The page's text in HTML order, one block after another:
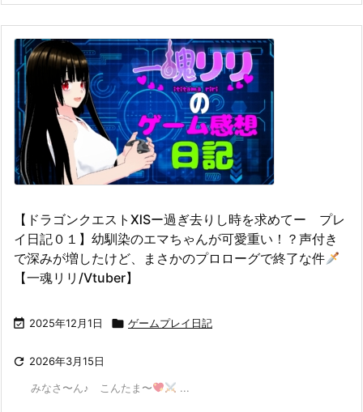
【ドラゴンクエストⅪSー過ぎ去りし時を求めてー プレ
イ日記０１】幼馴染のエマちゃんが可愛重い！？声付き
で深みが増したけど、まさかのプロローグで終了な件
【一魂リリ/Vtuber】
 2025年12月1日  ゲームプレイ日記
 2026年3月15日
みなさ〜ん♪ こんたま〜 ...